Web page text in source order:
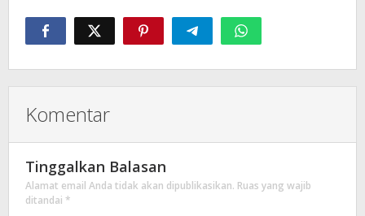
Komentar
Tinggalkan Balasan
Alamat email Anda tidak akan dipublikasikan. Ruas yang wajib
ditandai *